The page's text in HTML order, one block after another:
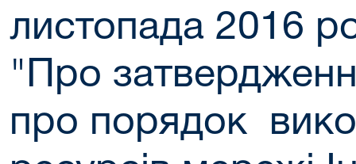
листопада 2016
"Про
про порядок